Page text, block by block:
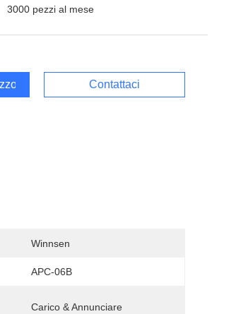
3000 pezzi al mese
Contattaci
Winnsen
APC-06B
Carico & Annunciare